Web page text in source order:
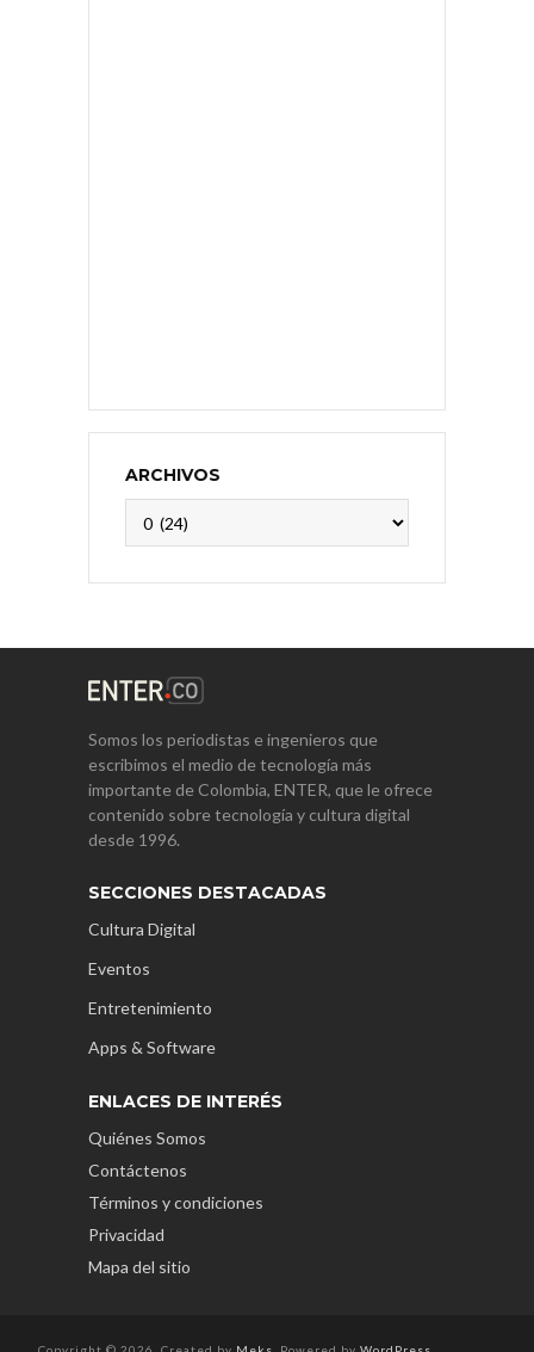
ARCHIVOS
Somos los periodistas e ingenieros que
escribimos el medio de tecnología más
importante de Colombia, ENTER, que le ofrece
contenido sobre tecnología y cultura digital
desde 1996.
SECCIONES DESTACADAS
Cultura Digital
Eventos
Entretenimiento
Apps & Software
ENLACES DE INTERÉS
Quiénes Somos
Contáctenos
Términos y condiciones
Privacidad
Mapa del sitio